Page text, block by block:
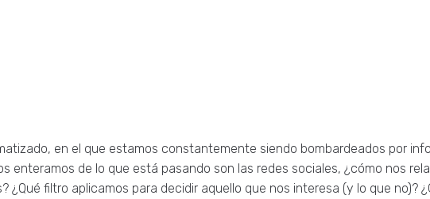
en el que estamos constantemente siendo bombardeados por
enteramos de lo que está pasando son las redes sociales, ¿cómo nos
¿Qué filtro aplicamos para decidir aquello que nos interesa (y lo que no)?